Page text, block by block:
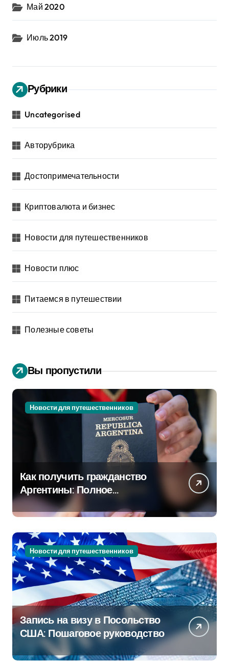
Май 2020
Июль 2019
Рубрики
Uncategorised
Авторубрика
Достопримечательности
Криптовалюта и бизнес
Новости для путешественников
Новости плюс
Питаемся в путешествии
Полезные советы
Вы пропустили
Новости для путешественников
Как получить гражданство
Аргентины: Полное
руководство
Новости для путешественников
Запись на визу в Посольство
США: Пошаговое руководство